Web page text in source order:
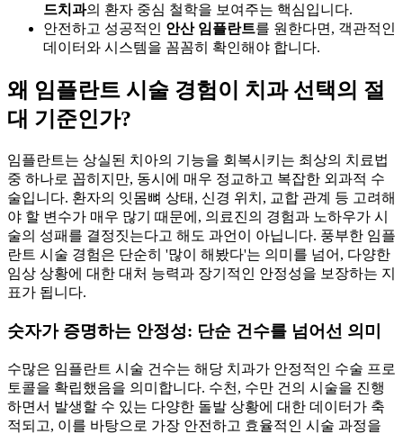
드치과의 환자 중심 철학을 보여주는 핵심입니다.
안전하고 성공적인 안산 임플란트를 원한다면, 객관적인
데이터와 시스템을 꼼꼼히 확인해야 합니다.
왜 임플란트 시술 경험이 치과 선택의 절
대 기준인가?
임플란트는 상실된 치아의 기능을 회복시키는 최상의 치료법
중 하나로 꼽히지만, 동시에 매우 정교하고 복잡한 외과적 수
술입니다. 환자의 잇몸뼈 상태, 신경 위치, 교합 관계 등 고려해
야 할 변수가 매우 많기 때문에, 의료진의 경험과 노하우가 시
술의 성패를 결정짓는다고 해도 과언이 아닙니다. 풍부한 임플
란트 시술 경험은 단순히 '많이 해봤다'는 의미를 넘어, 다양한
임상 상황에 대한 대처 능력과 장기적인 안정성을 보장하는 지
표가 됩니다.
숫자가 증명하는 안정성: 단순 건수를 넘어선 의미
수많은 임플란트 시술 건수는 해당 치과가 안정적인 수술 프로
토콜을 확립했음을 의미합니다. 수천, 수만 건의 시술을 진행
하면서 발생할 수 있는 다양한 돌발 상황에 대한 데이터가 축
적되고, 이를 바탕으로 가장 안전하고 효율적인 시술 과정을